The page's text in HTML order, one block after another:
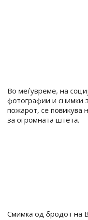
Во меѓувреме, на
фотографии и снимки
пожарот, се повикува
за огромната штета.
Смимка од бродот на